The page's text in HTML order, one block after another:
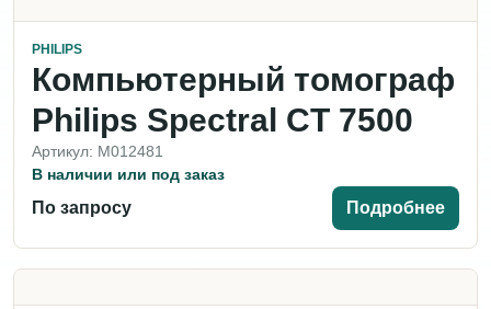
PHILIPS
Компьютерный томограф
Philips Spectral CT 7500
Артикул: M012481
В наличии или под заказ
По запросу Подробнее